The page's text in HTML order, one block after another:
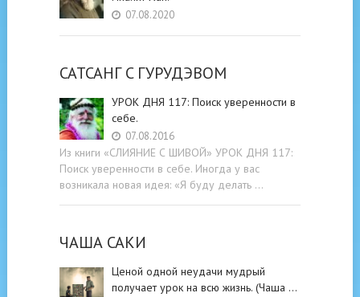
07.08.2020
САТСАНГ C ГУРУДЭВОМ
УРОК ДНЯ 117: Поиск уверенности в
себе.
07.08.2016
Из книги «СЛИЯНИЕ С ШИВОЙ» УРОК ДНЯ 117:
Поиск уверенности в себе. Иногда у вас
возникала новая идея: «Я буду делать …
ЧАША САКИ
Ценой одной неудачи мудрый
получает урок на всю жизнь. (Чаша …